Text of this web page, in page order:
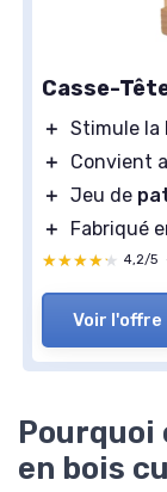
Casse-
＋ Stimule la
＋
Convient
＋ Jeu de
＋
Fabriqué
★★★★★
★★★★★ 4,2/5
Voir l'offre
en bois